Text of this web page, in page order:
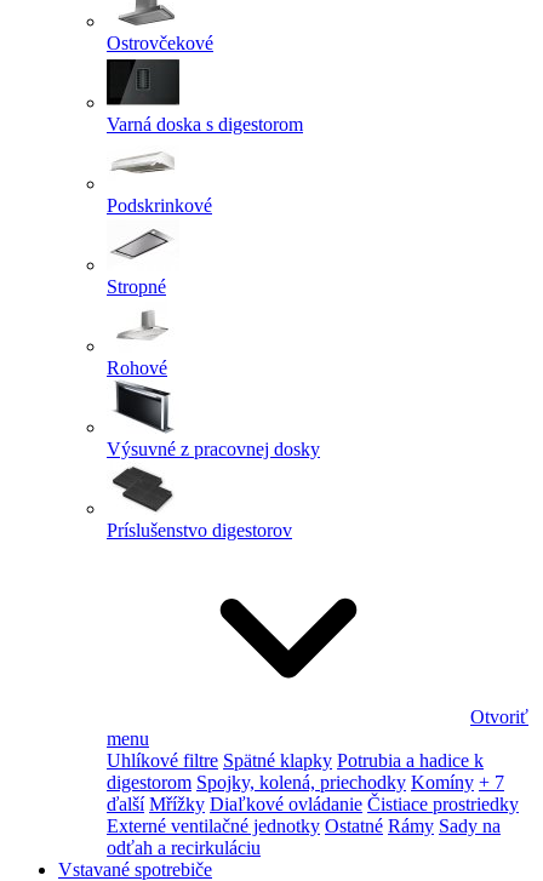
Ostrovčekové
Varná doska s digestorom
Podskrinkové
Stropné
Rohové
Výsuvné z pracovnej dosky
Príslušenstvo digestorov
Otvoriť
menu
Uhlíkové filtre Spätné klapky Potrubia a hadice k
digestorom Spojky, kolená, priechodky Komíny + 7
ďalší Mřížky Diaľkové ovládanie Čistiace prostriedky
Externé ventilačné jednotky Ostatné Rámy Sady na
odťah a recirkuláciu
Vstavané spotrebiče